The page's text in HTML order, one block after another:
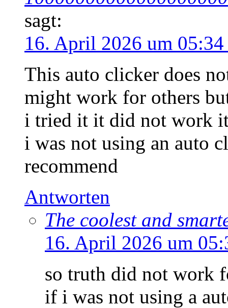
sagt:
16. April 2026 um
This auto clicker does
might work for others
i tried it it did not work
i was not using an auto
recommend
Antworten
The coolest and
16. April 2026 um
so truth did not work
if i was not using a